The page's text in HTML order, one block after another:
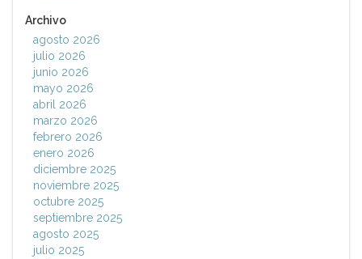
Archivo
agosto 2026
julio 2026
junio 2026
mayo 2026
abril 2026
marzo 2026
febrero 2026
enero 2026
diciembre 2025
noviembre 2025
octubre 2025
septiembre 2025
agosto 2025
julio 2025